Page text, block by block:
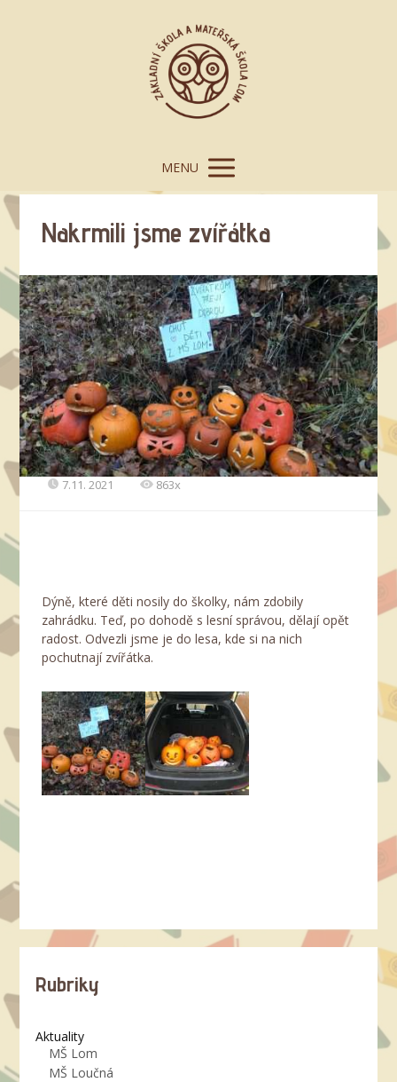
MENU
Nakrmili jsme zvířátka
7.11. 2021 863x
Dýně, které děti nosily do školky, nám zdobily
zahrádku. Teď, po dohodě s lesní správou, dělají opět
radost. Odvezli jsme je do lesa, kde si na nich
pochutnají zvířátka.
Rubriky
Aktuality
MŠ Lom
MŠ Loučná